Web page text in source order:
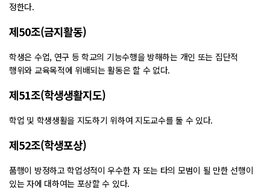
정한다.
제50조(금지활동)
학생은 수업, 연구 등 학교의 기능수행을 방해하는 개인 또는 집단적
행위와 교육목적에 위배되는 활동은 할 수 없다.
제51조(학생생활지도)
학업 및 학생생활을 지도하기 위하여 지도교수를 둘 수 있다.
제52조(학생포상)
품행이 방정하고 학업성적이 우수한 자 또는 타의 모범이 될 만한 선행이
있는 자에 대하여는 포상할 수 있다.